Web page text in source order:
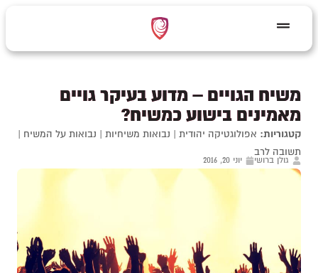
משיח הגויים – מדוע בעיקר גויים
מאמינים בישוע כמשיח?
קטגוריות: אפולוגטיקה יהודית | נבואות משיחיות | נבואות על המשיח |
תשובה לרב
גולן ברושי יוני 20, 2016